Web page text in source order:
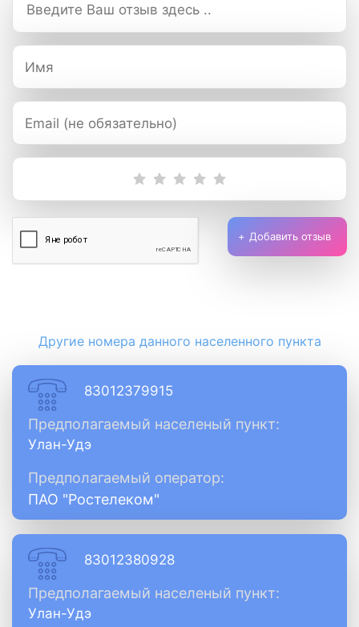
Добавить отзыв
Другие номера данного населенного пункта
83012379915
Предполагаемый населеный пункт:
Улан-Удэ
Предполагаемый оператор:
ПАО "Ростелеком"
83012380928
Предполагаемый населеный пункт:
Улан-Удэ